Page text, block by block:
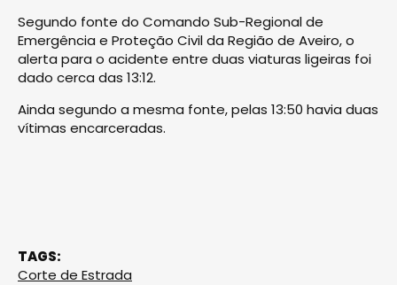
Segundo fonte do Comando Sub-Regional de
Emergência e Proteção Civil da Região de Aveiro, o
alerta para o acidente entre duas viaturas ligeiras foi
dado cerca das 13:12.
Ainda segundo a mesma fonte, pelas 13:50 havia duas
vítimas encarceradas.
TAGS:
Corte de Estrada